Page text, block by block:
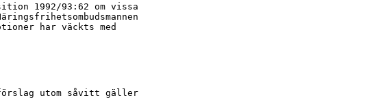
1992/93:62 om vissa
har väckts med
utom såvitt gäller